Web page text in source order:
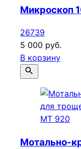
Микроскоп
26739
5 000 руб.
В корзину
Мотально-